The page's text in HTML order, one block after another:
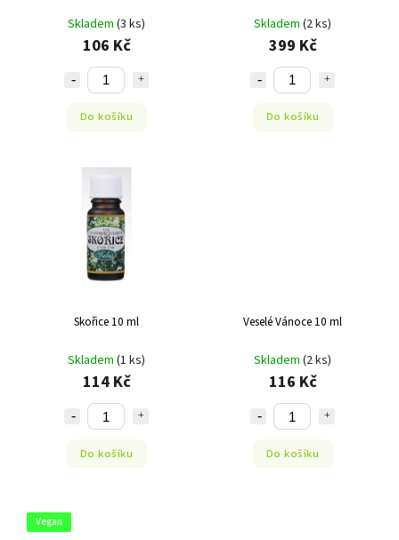
Skladem (3 ks)
106 Kč
Do košíku
Skladem (2 ks)
399 Kč
Do košíku
Skořice 10 ml
Skladem (1 ks)
114 Kč
Do košíku
Veselé Vánoce 10 ml
Skladem (2 ks)
116 Kč
Do košíku
Vegan